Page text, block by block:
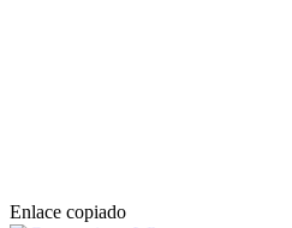
Enlace copiado